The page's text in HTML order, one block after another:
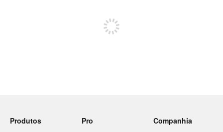
Produtos
Pro
Companhia